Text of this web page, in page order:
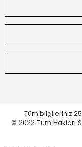
Tüm bilgileriniz
© 2022 Tüm Hakları